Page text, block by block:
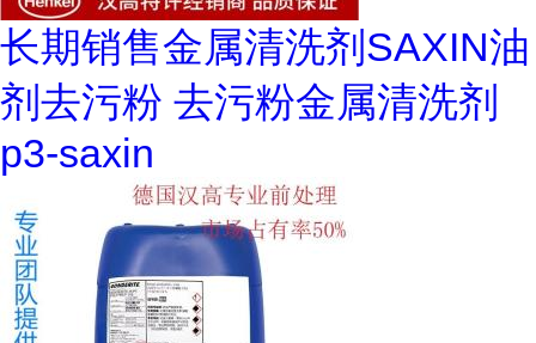
长期销售金属清洗剂SAXIN油
剂去污粉 去污粉金属清洗剂
p3-saxin